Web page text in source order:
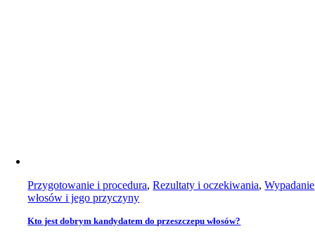
Przygotowanie i procedura,Rezultaty i oczekiwania,Wypadanie
włosów i jego przyczyny
Kto jest dobrym kandydatem do przeszczepu włosów?